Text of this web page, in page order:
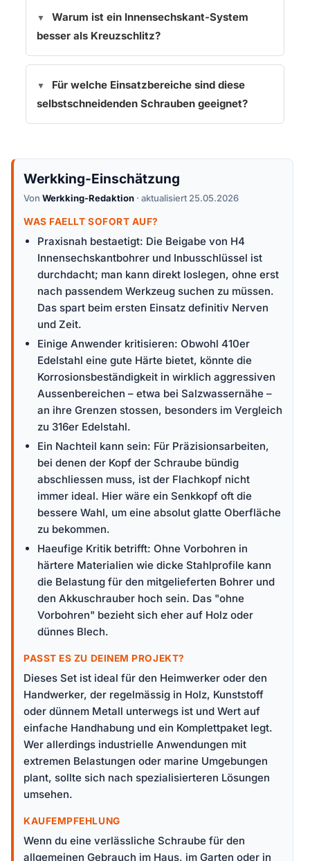
Warum ist ein Innensechskant-System
besser als Kreuzschlitz?
Für welche Einsatzbereiche sind diese
selbstschneidenden Schrauben geeignet?
Werkking-Einschätzung
Von Werkking-Redaktion · aktualisiert 25.05.2026
WAS FAELLT SOFORT AUF?
Praxisnah bestaetigt: Die Beigabe von H4
Innensechskantbohrer und Inbusschlüssel ist
durchdacht; man kann direkt loslegen, ohne erst
nach passendem Werkzeug suchen zu müssen.
Das spart beim ersten Einsatz definitiv Nerven
und Zeit.
Einige Anwender kritisieren: Obwohl 410er
Edelstahl eine gute Härte bietet, könnte die
Korrosionsbeständigkeit in wirklich aggressiven
Aussenbereichen – etwa bei Salzwassernähe –
an ihre Grenzen stossen, besonders im Vergleich
zu 316er Edelstahl.
Ein Nachteil kann sein: Für Präzisionsarbeiten,
bei denen der Kopf der Schraube bündig
abschliessen muss, ist der Flachkopf nicht
immer ideal. Hier wäre ein Senkkopf oft die
bessere Wahl, um eine absolut glatte Oberfläche
zu bekommen.
Haeufige Kritik betrifft: Ohne Vorbohren in
härtere Materialien wie dicke Stahlprofile kann
die Belastung für den mitgelieferten Bohrer und
den Akkuschrauber hoch sein. Das "ohne
Vorbohren" bezieht sich eher auf Holz oder
dünnes Blech.
PASST ES ZU DEINEM PROJEKT?
Dieses Set ist ideal für den Heimwerker oder den
Handwerker, der regelmässig in Holz, Kunststoff
oder dünnem Metall unterwegs ist und Wert auf
einfache Handhabung und ein Komplettpaket legt.
Wer allerdings industrielle Anwendungen mit
extremen Belastungen oder marine Umgebungen
plant, sollte sich nach spezialisierteren Lösungen
umsehen.
KAUFEMPFEHLUNG
Wenn du eine verlässliche Schraube für den
allgemeinen Gebrauch im Haus, im Garten oder in